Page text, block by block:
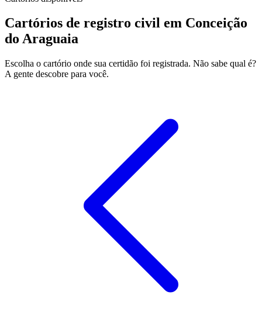
Cartórios de registro civil em Conceição
do Araguaia
Escolha o cartório onde sua certidão foi registrada. Não sabe qual é?
A gente descobre para você.